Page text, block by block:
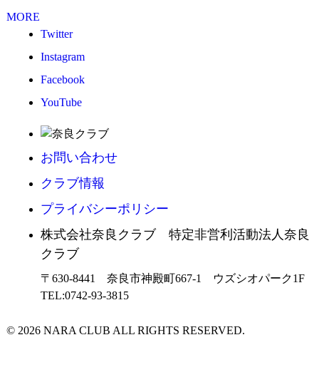
MORE
Twitter
Instagram
Facebook
YouTube
お問い合わせ
クラブ情報
プライバシーポリシー
株式会社奈良クラブ 特定非営利活動法人奈良
クラブ
〒630-8441 奈良市神殿町667-1 ウズシオパーク1F
TEL:0742-93-3815
© 2026 NARA CLUB ALL RIGHTS RESERVED.